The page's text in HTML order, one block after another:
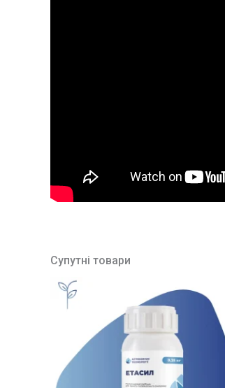
Супутні товари